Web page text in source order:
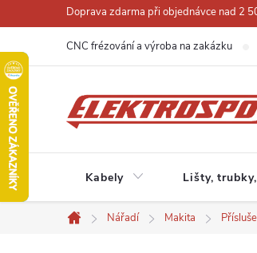
na
obsah
Doprava zdarma při objednávce nad 2
CNC frézování a výroba na zakázku
Kabely Lišty,
Domů
Nářadí Makita